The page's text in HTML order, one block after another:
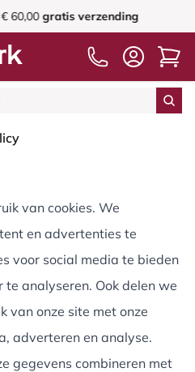
gratis verzending
van cookies. We
en advertenties te
voor social media te bieden
analyseren. Ook delen we
van onze site met onze
adverteren en analyse.
gegevens combineren met